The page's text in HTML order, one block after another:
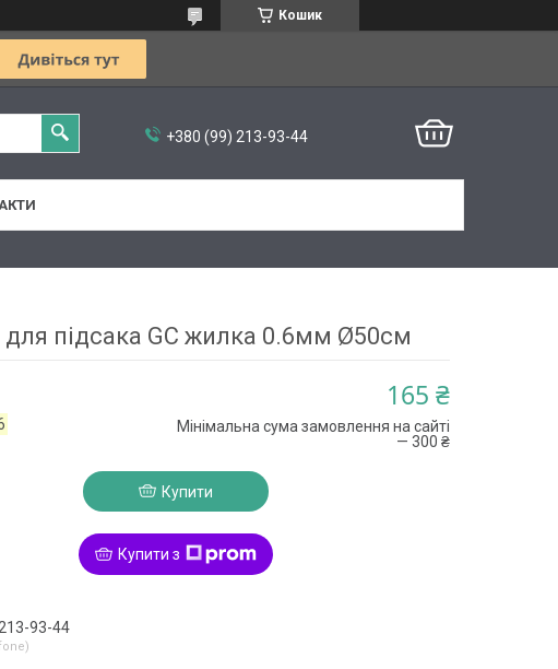
Кошик
+380 (99) 213-93-44
для підсака GC жилка 0.6мм Ø50см
165 ₴
Мінімальна сума замовлення на сайті
— 300 ₴
Купити
Купити з
93-44